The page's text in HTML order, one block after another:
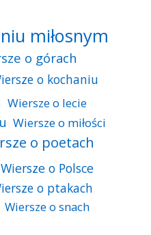
miłosnym
o górach
o kochaniu
Wiersze o lecie
Wiersze o miłości
o poetach
Wiersze o Polsce
o ptakach
Wiersze o snach